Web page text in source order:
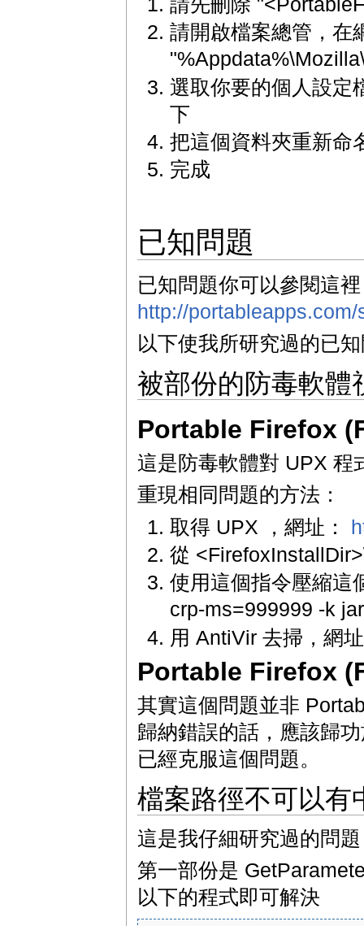
請開啟檔案總管，在
選取你要的個人設定
下
把這個資料夾重新命
完成
已知問題
已知問題你可以參閱這
http://
以下使我所研究過的已
被部份的防毒軟體
Portable Firefox
這是防毒軟體對 UPX 程
重現相同問題的方法：
取得 UPX ，網址：
從
使用這個指令壓縮這
crp-ms=999999 -k
用 AntiVir 去掃，網
Portable Firefox
其實這個問題並非
歸納錯誤的話，應該歸
已經克服這個問題。
檔案路徑不可以有
這是我仔細研究過的問
第一部份是
以下的程式即可解決